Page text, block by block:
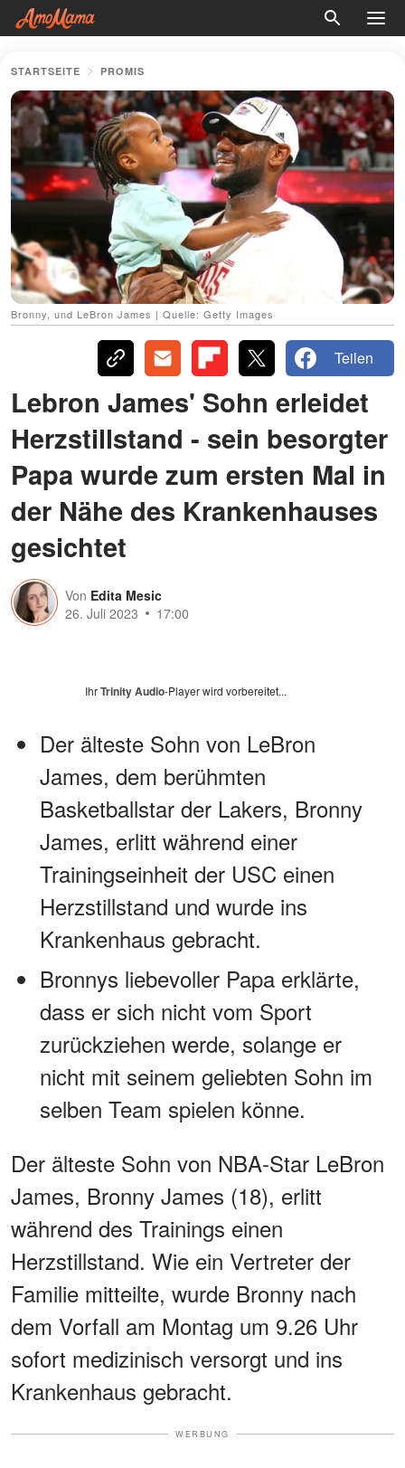
STARTSEITE PROMIS
Bronny, und LeBron James | Quelle: Getty Images
Teilen
Lebron James' Sohn erleidet
Herzstillstand - sein besorgter
Papa wurde zum ersten Mal in
der Nähe des Krankenhauses
gesichtet
Von Edita Mesic
26. Juli 2023
17:00
IhrTrinity Audio-Player wird vorbereitet...
Der älteste Sohn von LeBron
James, dem berühmten
Basketballstar der Lakers, Bronny
James, erlitt während einer
Trainingseinheit der USC einen
Herzstillstand und wurde ins
Krankenhaus gebracht.
Bronnys liebevoller Papa erklärte,
dass er sich nicht vom Sport
zurückziehen werde, solange er
nicht mit seinem geliebten Sohn im
selben Team spielen könne.
Der älteste Sohn von NBA-Star LeBron
James, Bronny James (18), erlitt
während des Trainings einen
Herzstillstand. Wie ein Vertreter der
Familie mitteilte, wurde Bronny nach
dem Vorfall am Montag um 9.26 Uhr
sofort medizinisch versorgt und ins
Krankenhaus gebracht.
WERBUNG